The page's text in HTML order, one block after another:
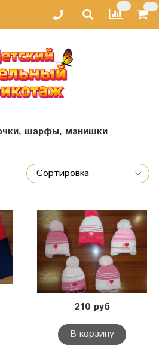
шарфы, манишки
210 руб
В корзину